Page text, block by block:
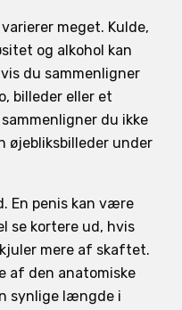
meget. Kulde,
og alkohol kan
du sammenligner
billeder eller et
du ikke
øjebliksbilleder under
En penis kan være
se kortere ud, hvis
mere af skaftet.
af den anatomiske
synlige længde i